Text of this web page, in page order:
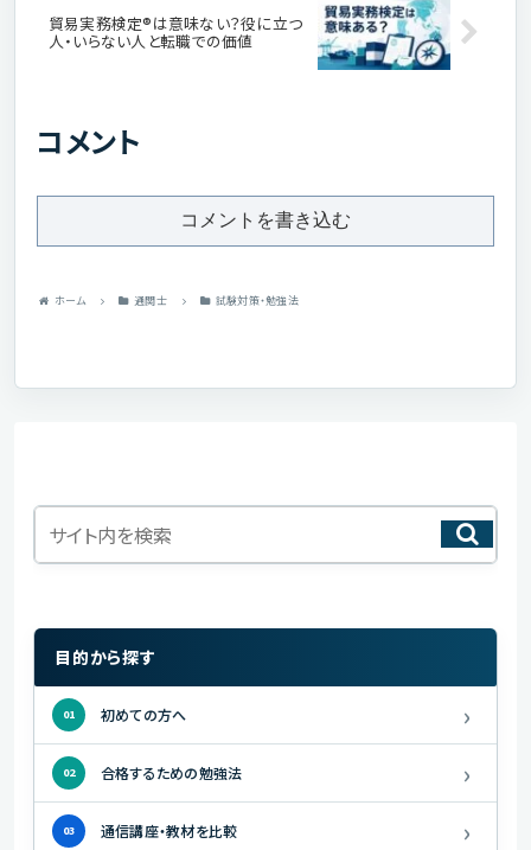
貿易実務検定®は意味ない？役に立つ
人・いらない人と転職での価値
コメント
コメントを書き込む
ホーム 通関士 試験対策・勉強法
目的から探す
01 初めての方へ ›
02 合格するための勉強法 ›
03 通信講座・教材を比較 ›